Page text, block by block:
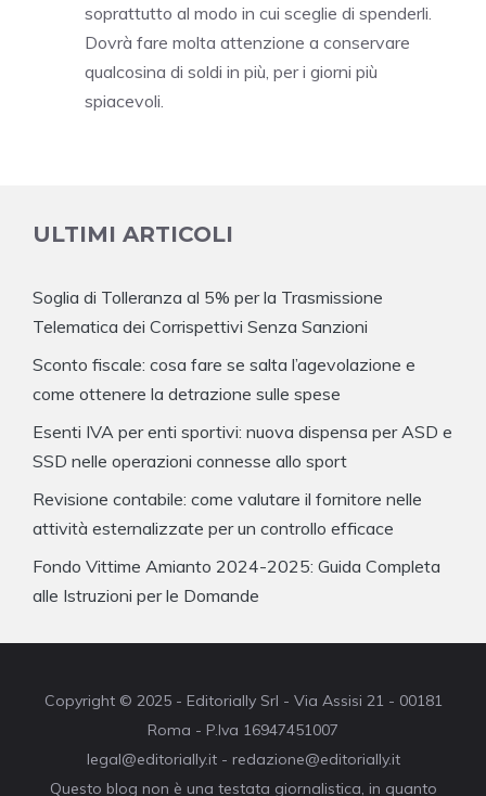
soprattutto al modo in cui sceglie di spenderli.
Dovrà fare molta attenzione a conservare
qualcosina di soldi in più, per i giorni più
spiacevoli.
ULTIMI ARTICOLI
Soglia di Tolleranza al 5% per la Trasmissione
Telematica dei Corrispettivi Senza Sanzioni
Sconto fiscale: cosa fare se salta l’agevolazione e
come ottenere la detrazione sulle spese
Esenti IVA per enti sportivi: nuova dispensa per ASD e
SSD nelle operazioni connesse allo sport
Revisione contabile: come valutare il fornitore nelle
attività esternalizzate per un controllo efficace
Fondo Vittime Amianto 2024-2025: Guida Completa
alle Istruzioni per le Domande
Copyright © 2025 - Editorially Srl - Via Assisi 21 - 00181
Roma - P.Iva 16947451007
legal@editorially.it - redazione@editorially.it
Questo blog non è una testata giornalistica, in quanto